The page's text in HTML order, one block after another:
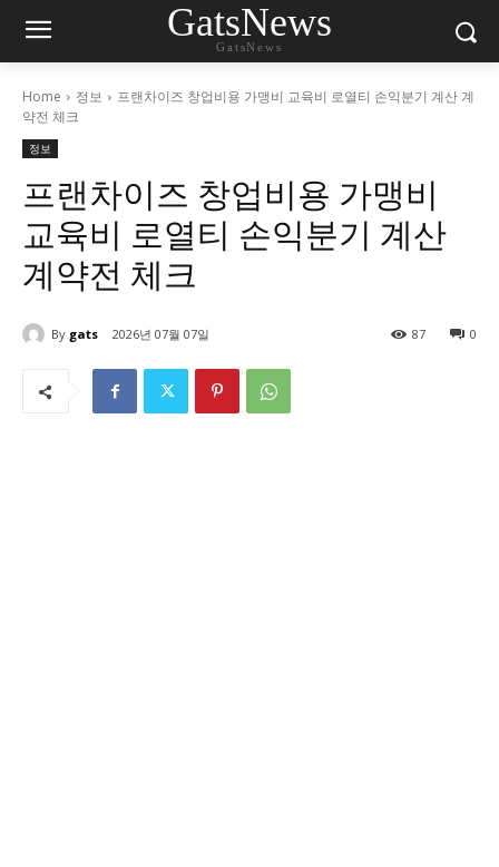
GatsNews
GatsNews
Home 정보
프랜차이즈 창업비용 가맹비 교육비 로열티 손익분기 계산 계
약전 체크
정보
프랜차이즈 창업비용 가맹비
교육비 로열티 손익분기 계산
계약전 체크
By gats 2026년 07월 07일 0
87